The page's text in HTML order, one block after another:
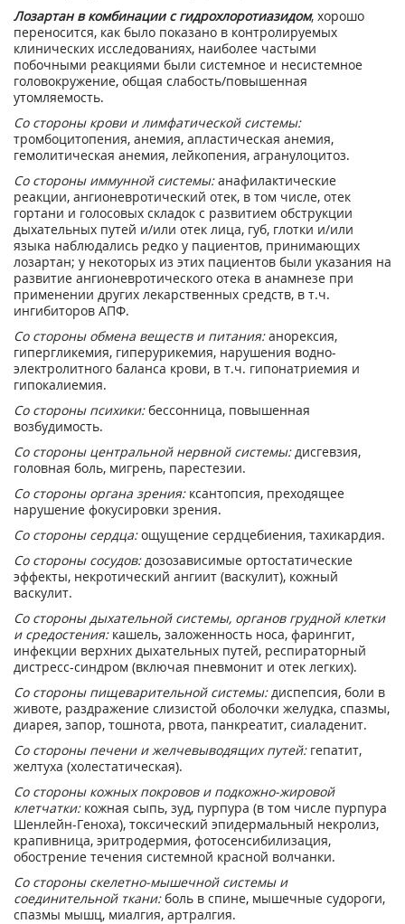
Лозартан в комбинации с гидрохлоротиазидом, хорошо
переносится, как было показано в контролируемых
клинических исследованиях, наиболее частыми
побочными реакциями были системное и несистемное
головокружение, общая слабость/повышенная
утомляемость.
Со стороны крови и лимфатической системы:
тромбоцитопения, анемия, апластическая анемия,
гемолитическая анемия, лейкопения, агранулоцитоз.
Со стороны иммунной системы:анафилактические
реакции, ангионевротический отек, в том числе, отек
гортани и голосовых складок с развитием обструкции
дыхательных путей и/или отек лица, губ, глотки и/или
языка наблюдались редко у пациентов, принимающих
лозартан; у некоторых из этих пациентов были указания на
развитие ангионевротического отека в анамнезе при
применении других лекарственных средств, в т.ч.
ингибиторов АПФ.
Со стороны обмена веществ и питания:анорексия,
гипергликемия, гиперурикемия, нарушения водно-
электролитного баланса крови, в т.ч. гипонатриемия и
гипокалиемия.
Со стороны психики:бессонница, повышенная
возбудимость.
Со стороны центральной нервной системы:дисгевзия,
головная боль, мигрень, парестезии.
Со стороны органа зрения:ксантопсия, преходящее
нарушение фокусировки зрения.
Со стороны сердца:ощущение сердцебиения, тахикардия.
Со стороны сосудов:дозозависимые ортостатические
эффекты, некротический ангиит (васкулит), кожный
васкулит.
Со стороны дыхательной системы, органов грудной клетки
и средостения:кашель, заложенность носа, фарингит,
инфекции верхних дыхательных путей, респираторный
дистресс-синдром (включая пневмонит и отек легких).
Со стороны пищеварительной системы:диспепсия, боли в
животе, раздражение слизистой оболочки желудка, спазмы,
диарея, запор, тошнота, рвота, панкреатит, сиаладенит.
Со стороны печени и желчевыводящих путей:гепатит,
желтуха (холестатическая).
Со стороны кожных покровов и подкожно-жировой
клетчатки:кожная сыпь, зуд, пурпура (в том числе пурпура
Шенлейн-Геноха), токсический эпидермальный некролиз,
крапивница, эритродермия, фотосенсибилизация,
обострение течения системной красной волчанки.
Со стороны скелетно-мышечной системы и
соединительной ткани:боль в спине, мышечные судороги,
спазмы мышц, миалгия, артралгия.